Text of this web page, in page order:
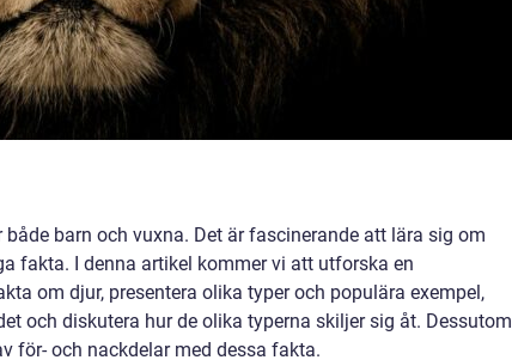
barn och vuxna. Det är fascinerande att lära sig om
fakta. I denna artikel kommer vi att utforska en
om djur, presentera olika typer och populära exempel,
och diskutera hur de olika typerna skiljer sig åt. Dessutom
för- och nackdelar med dessa fakta.